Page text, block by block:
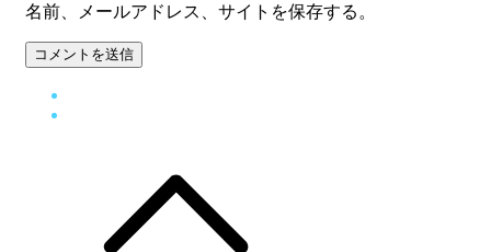
名前、メールアドレス、サイトを保存する。